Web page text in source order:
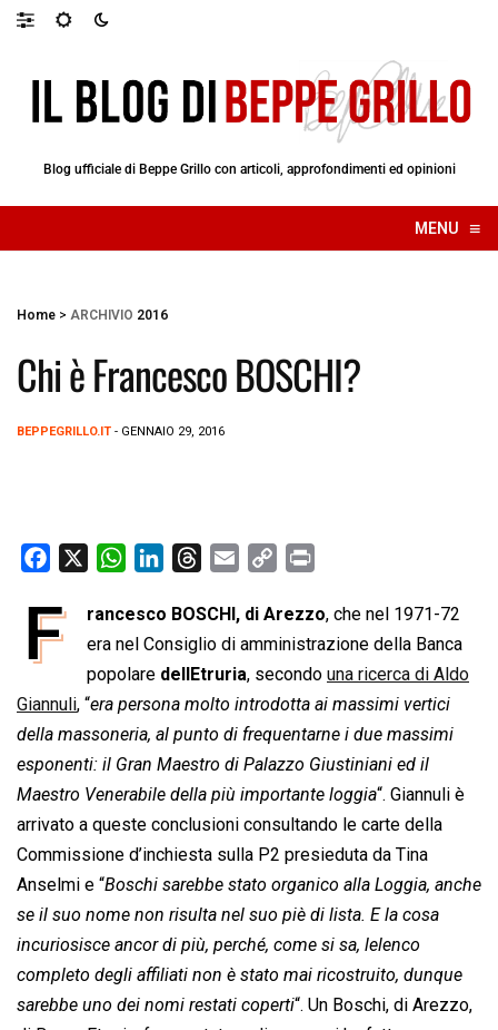
Blog ufficiale di Beppe Grillo con articoli, approfondimenti ed opinioni
MENU ≡
☰
Home > ARCHIVIO 2016
Chi è Francesco BOSCHI?
BEPPEGRILLO.IT - GENNAIO 29, 2016
c
e
o
o
k
W
a
t
s
A
p
p
n
k
e
d
I
n
r
e
a
d
s
a
i
l
p
y
L
i
n
k
i
n
t
F rancesco BOSCHI, di Arezzo, che nel 1971-72
era nel Consiglio di amministrazione della Banca
popolare dellEtruria, secondo una ricerca di Aldo
Giannuli, “era persona molto introdotta ai massimi vertici
della massoneria, al punto di frequentarne i due massimi
esponenti: il Gran Maestro di Palazzo Giustiniani ed il
Maestro Venerabile della più importante loggia“. Giannuli è
arrivato a queste conclusioni consultando le carte della
Commissione d’inchiesta sulla P2 presieduta da Tina
Anselmi e “Boschi sarebbe stato organico alla Loggia, anche
se il suo nome non risulta nel suo piè di lista. E la cosa
incuriosisce ancor di più, perché, come si sa, lelenco
completo degli affiliati non è stato mai ricostruito, dunque
sarebbe uno dei nomi restati coperti“. Un Boschi, di Arezzo,